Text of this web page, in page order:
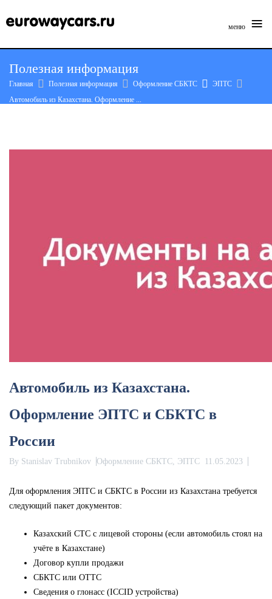
меню ≡
content
Полезная информация
Главная Полезная информация Оформление СБКТС
ЭПТС
Автомобиль из Казахстана. Оформление ...
Автомобиль из Казахстана.
Оформление ЭПТС и СБКТС в
России
By Stanislav Trubnikov Оформление СБКТС, ЭПТС 11.05.2023
Для оформления ЭПТС и СБКТС в России из Казахстана требуется
следующий пакет документов:
Казахский СТС с лицевой стороны (если автомобиль стоял на
учёте в Казахстане)
Договор купли продажи
СБКТС или ОТТС
Сведения о глонасс (ICCID устройства)